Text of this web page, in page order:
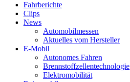
Fahrberichte
Clips
News
Automobilmessen
Aktuelles vom Hersteller
E-Mobil
Autonomes Fahren
Brennstoffzellentechnologie
Elektromobilität